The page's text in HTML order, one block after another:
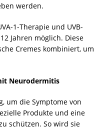
werden.
1-Therapie und UVB-
Jahren möglich. Diese
Cremes kombiniert, um
Neurodermitis
um die Symptome von
Produkte und eine
schützen. So wird sie